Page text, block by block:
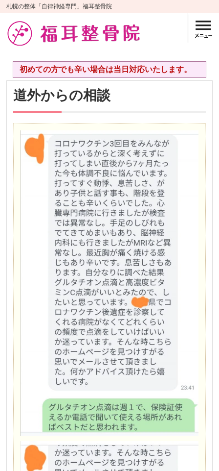
札幌の整体「自律神経専門」福耳整骨院
初めての方でも辛い場合は当日対応いたします。
道外からの相談